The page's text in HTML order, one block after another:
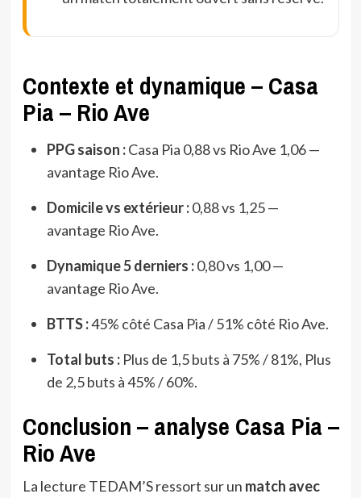
Contexte et dynamique – Casa
Pia – Rio Ave
PPG saison :Casa Pia 0,88 vs Rio Ave 1,06 —
avantage Rio Ave.
Domicile vs extérieur :0,88 vs 1,25 —
avantage Rio Ave.
Dynamique 5 derniers :0,80 vs 1,00 —
avantage Rio Ave.
BTTS :45% côté Casa Pia / 51% côté Rio Ave.
Total buts :Plus de 1,5 buts à 75% / 81%, Plus
de 2,5 buts à 45% / 60%.
Conclusion – analyse Casa Pia –
Rio Ave
La lecture TEDAM’S ressort sur un match avec